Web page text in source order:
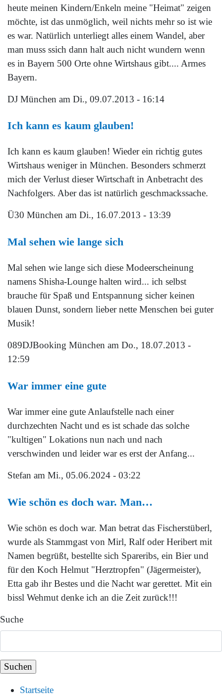
heute meinen Kindern/Enkeln meine "Heimat" zeigen
möchte, ist das unmöglich, weil nichts mehr so ist wie
es war. Natürlich unterliegt alles einem Wandel, aber
man muss ssich dann halt auch nicht wundern wenn
es in Bayern 500 Orte ohne Wirtshaus gibt.... Armes
Bayern.
DJ München am Di., 09.07.2013 - 16:14
Ich kann es kaum glauben!
Ich kann es kaum glauben! Wieder ein richtig gutes
Wirtshaus weniger in München. Besonders schmerzt
mich der Verlust dieser Wirtschaft in Anbetracht des
Nachfolgers. Aber das ist natürlich geschmackssache.
Ü30 München am Di., 16.07.2013 - 13:39
Mal sehen wie lange sich
Mal sehen wie lange sich diese Modeerscheinung
namens Shisha-Lounge halten wird... ich selbst
brauche für Spaß und Entspannung sicher keinen
blauen Dunst, sondern lieber nette Menschen bei guter
Musik!
089DJBooking München am Do., 18.07.2013 -
12:59
War immer eine gute
War immer eine gute Anlaufstelle nach einer
durchzechten Nacht und es ist schade das solche
"kultigen" Lokations nun nach und nach
verschwinden und leider war es erst der Anfang...
Stefan am Mi., 05.06.2024 - 03:22
Wie schön es doch war. Man…
Wie schön es doch war. Man betrat das Fischerstüberl,
wurde als Stammgast von Mirl, Ralf oder Heribert mit
Namen begrüßt, bestellte sich Spareribs, ein Bier und
für den Koch Helmut "Herztropfen" (Jägermeister),
Etta gab ihr Bestes und die Nacht war gerettet. Mit ein
bissl Wehmut denke ich an die Zeit zurück!!!
Suche
Startseite